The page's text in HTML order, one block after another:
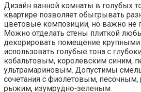
Дизайн ванной комнаты в голубых
квартире позволяет обыгрывать
цветовые композиции, но важно не
Можно отделать стены плиткой
декорировать помещение крупными
использовать голубые тона с
кобальтовым, королевским синим,
ультрамариновым. Допустимы
сочетания с фиолетовым,
рыжим, изумрудно-зеленым.